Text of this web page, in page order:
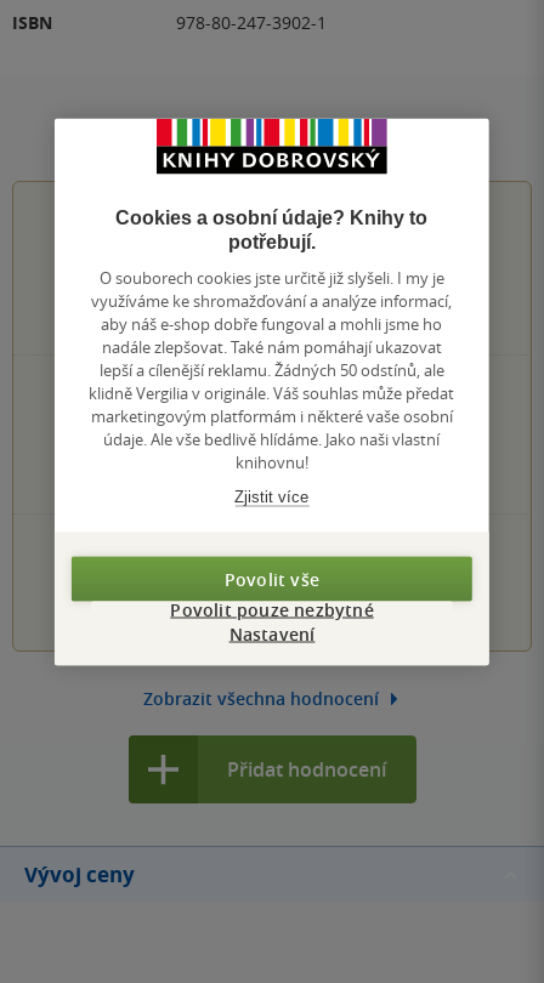
ISBN
978-80-247-3902-1
Hodnocení a recenze čtenářů
0.0z5
0hodnocení čtenářů
0×
5 hvězdiček
0×
4 hvězdičky
0×
3 hvězdičky
2 hvězdičky
1 hvezdička
1 2 3 4 5
Zobrazit všechna hodnocení
Přidat hodnocení
Vývoj ceny
Cookies a osobní údaje? Knihy to
potřebují.
O souborech cookies jste určitě již slyšeli. I my je
využíváme ke shromažďování a analýze informací,
aby náš e-shop dobře fungoval a mohli jsme ho
nadále zlepšovat. Také nám pomáhají ukazovat
lepší a cílenější reklamu. Žádných 50 odstínů, ale
klidně Vergilia v originále. Váš souhlas může předat
marketingovým platformám i některé vaše osobní
údaje. Ale vše bedlivě hlídáme. Jako naši vlastní
knihovnu!
Zjistit více
Povolit vše
Povolit pouze nezbytné
Nastavení